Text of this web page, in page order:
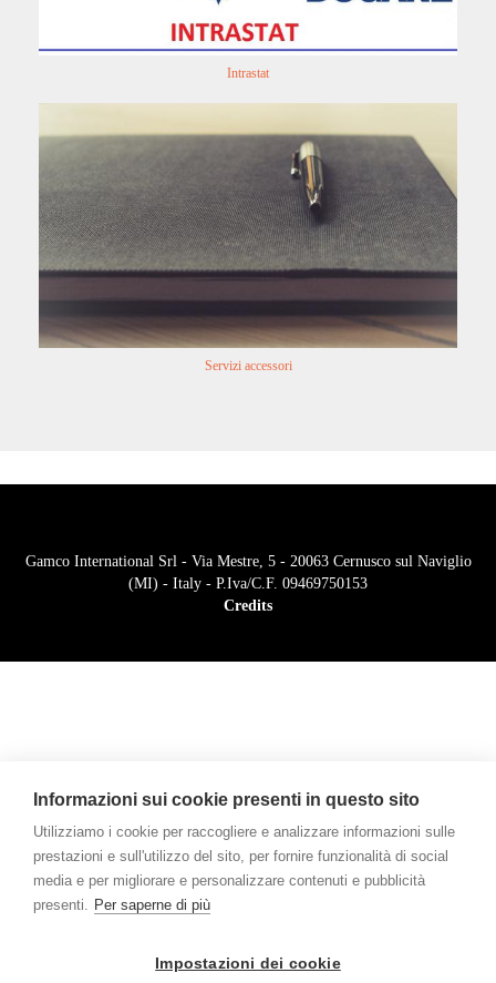
Intrastat
Servizi accessori
Gamco International Srl - Via Mestre, 5 - 20063 Cernusco sul Naviglio
(MI) - Italy - P.Iva/C.F. 09469750153
Credits
Informazioni sui cookie presenti in questo sito
Utilizziamo i cookie per raccogliere e analizzare informazioni sulle
prestazioni e sull'utilizzo del sito, per fornire funzionalità di social
media e per migliorare e personalizzare contenuti e pubblicità
presenti. Per saperne di più
Impostazioni dei cookie